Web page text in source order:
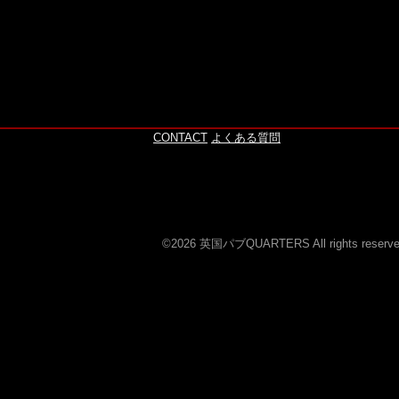
CONTACT よくある質問
©2026 英国パブQUARTERS All rights